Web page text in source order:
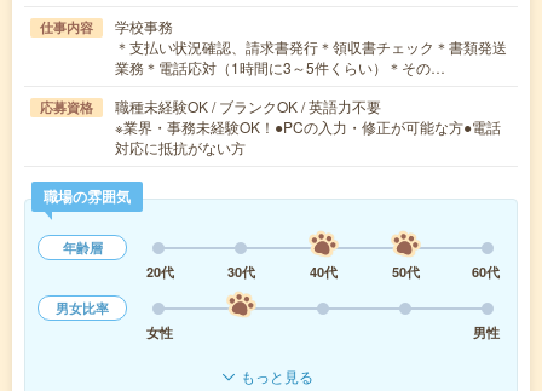
仕事内容
学校事務
＊支払い状況確認、請求書発行＊領収書チェック＊書類発送
業務＊電話応対（1時間に3～5件くらい）＊その…
応募資格
職種未経験OK / ブランクOK / 英語力不要
※業界・事務未経験OK！●PCの入力・修正が可能な方●電話
対応に抵抗がない方
職場の雰囲気
年齢層
20代
30代 40代 50代
60代
男女比率
女性
男性
もっと見る